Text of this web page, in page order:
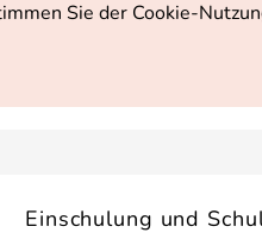
Sie der Cookie-
Einschulung und